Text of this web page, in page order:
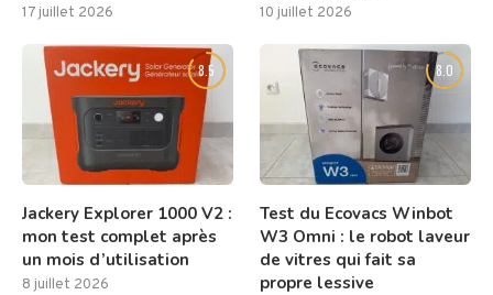
17 juillet 2026 10 juillet 2026
8.5
Jackery Explorer 1000 V2 :
mon test complet après
un mois d’utilisation
8 juillet 2026
8.0
Test du Ecovacs Winbot
W3 Omni : le robot laveur
de vitres qui fait sa
propre lessive